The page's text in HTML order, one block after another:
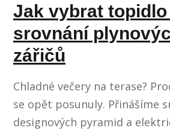
Jak vybrat
srovnání
zářičů
Chladné večery na terase?
se opět posunuly. Přinášíme
designových pyramid a